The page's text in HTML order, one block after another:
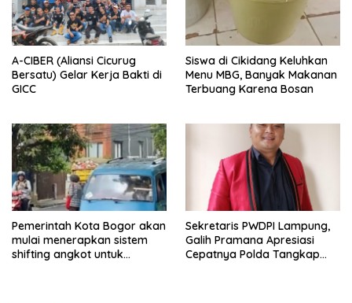
A-CIBER (Aliansi Cicurug
Bersatu) Gelar Kerja Bakti di
GICC
Siswa di Cikidang Keluhkan
Menu MBG, Banyak Makanan
Terbuang Karena Bosan
Pemerintah Kota Bogor akan
mulai menerapkan sistem
shifting angkot untuk
Sekretaris PWDPI Lampung,
Galih Pramana Apresiasi
Cepatnya Polda Tangkap